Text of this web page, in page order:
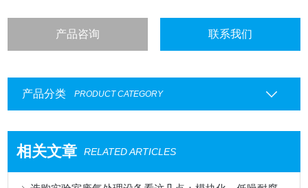
产品咨询 联系我们
产品分类 PRODUCT CATEGORY
相关文章 RELATED ARTICLES